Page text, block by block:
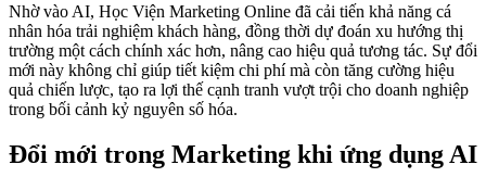
Nhờ vào AI, Học Viện Marketing Online đã cải tiến khả năng cá
nhân hóa trải nghiệm khách hàng, đồng thời dự đoán xu hướng thị
trường một cách chính xác hơn, nâng cao hiệu quả tương tác. Sự đổi
mới này không chỉ giúp tiết kiệm chi phí mà còn tăng cường hiệu
quả chiến lược, tạo ra lợi thế cạnh tranh vượt trội cho doanh nghiệp
trong bối cảnh kỷ nguyên số hóa.
Đổi mới trong Marketing khi ứng dụng AI